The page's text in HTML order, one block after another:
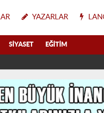
YAZARLAR
SIYASET EĞITIM